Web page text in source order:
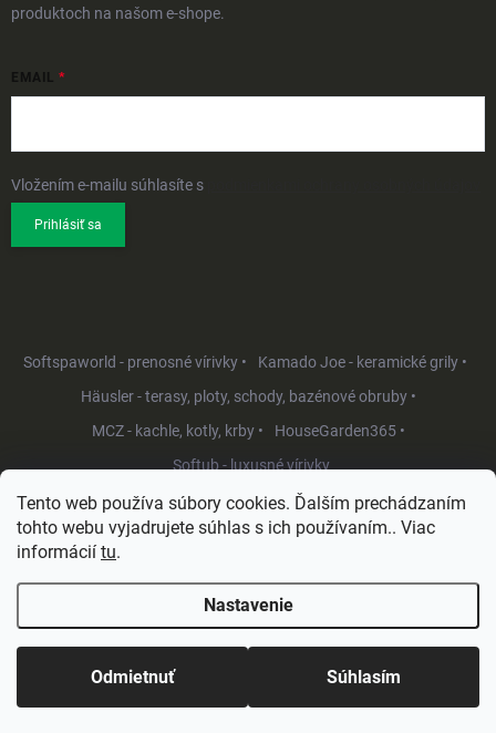
Tento web používa súbory cookies. Ďalším prechádzaním
tohto webu vyjadrujete súhlas s ich používaním.. Viac
informácií tu.
Nastavenie
Odmietnuť Súhlasím
produktoch na našom e-shope.
EMAIL
Vložením e-mailu súhlasíte s
Prihlásiť sa
Softspaworld - prenosné vírivky •
Kamado Joe - keramické grily •
Häusler - terasy, ploty, schody, bazénové obruby •
MCZ - kachle, kotly, krby •
HouseGarden365 •
Softub - luxusné vírivky
Vytvoril Shoptet
Copyright 2026HouseGarden.sk. Všetky práva vyhradené.Upraviť